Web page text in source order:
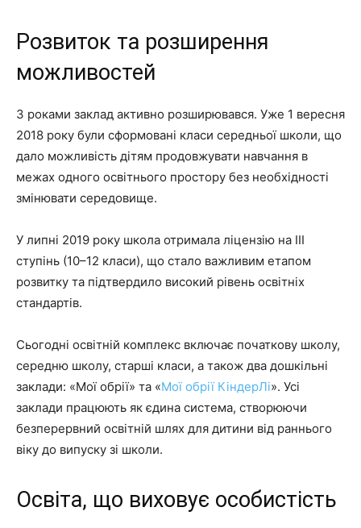
Розвиток та розширення
можливостей
З роками заклад активно розширювався. Уже 1 вересня
2018 року були сформовані класи середньої школи, що
дало можливість дітям продовжувати навчання в
межах одного освітнього простору без необхідності
змінювати середовище.
У липні 2019 року школа отримала ліцензію на III
ступінь (10–12 класи), що стало важливим етапом
розвитку та підтвердило високий рівень освітніх
стандартів.
Сьогодні освітній комплекс включає початкову школу,
середню школу, старші класи, а також два дошкільні
заклади: «Мої обрії» та «Мої обрії КіндерЛі». Усі
заклади працюють як єдина система, створюючи
безперервний освітній шлях для дитини від раннього
віку до випуску зі школи.
Освіта, що виховує особистість